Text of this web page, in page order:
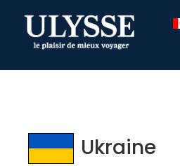
TEST
Ukraine